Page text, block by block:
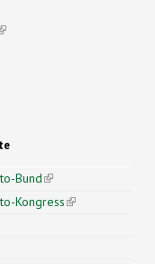
is external)
Bund(link is
external)
Kongress(link is
is external)